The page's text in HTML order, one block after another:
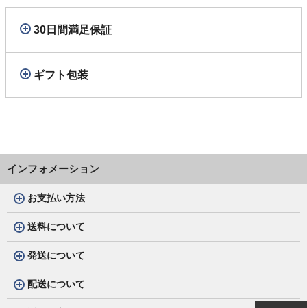
30日間満足保証
ギフト包装
インフォメーション
お支払い方法
送料について
発送について
配送について